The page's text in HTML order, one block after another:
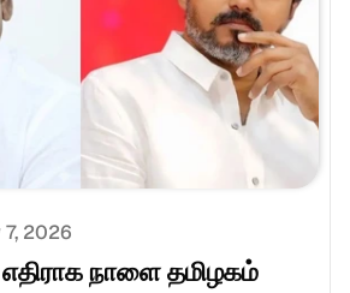
7, 2026
நாளை தமிழகம்